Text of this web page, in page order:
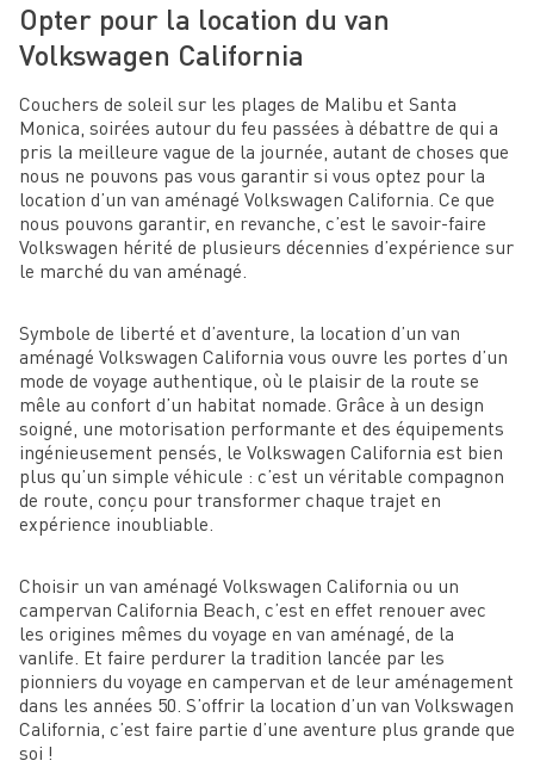
Opter pour la location du van
Volkswagen California
Couchers de soleil sur les plages de Malibu et Santa
Monica, soirées autour du feu passées à débattre de qui a
pris la meilleure vague de la journée, autant de choses que
nous ne pouvons pas vous garantir si vous optez pour la
location d’un van aménagé Volkswagen California. Ce que
nous pouvons garantir, en revanche, c’est le savoir-faire
Volkswagen hérité de plusieurs décennies d’expérience sur
le marché du van aménagé.
Symbole de liberté et d’aventure, la location d’un van
aménagé Volkswagen California vous ouvre les portes d’un
mode de voyage authentique, où le plaisir de la route se
mêle au confort d’un habitat nomade. Grâce à un design
soigné, une motorisation performante et des équipements
ingénieusement pensés, le Volkswagen California est bien
plus qu’un simple véhicule : c’est un véritable compagnon
de route, conçu pour transformer chaque trajet en
expérience inoubliable.
Choisir un van aménagé Volkswagen California ou un
campervan California Beach, c’est en effet renouer avec
les origines mêmes du voyage en van aménagé, de la
vanlife. Et faire perdurer la tradition lancée par les
pionniers du voyage en campervan et de leur aménagement
dans les années 50. S’offrir la location d’un van Volkswagen
California, c’est faire partie d’une aventure plus grande que
soi !